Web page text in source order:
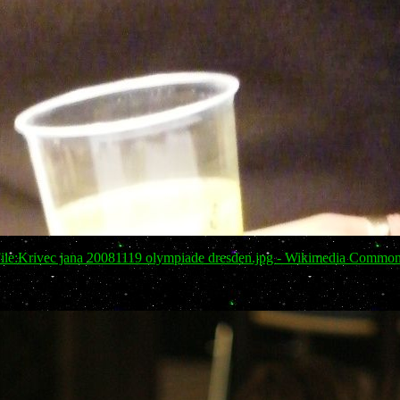
jana 20081119 olympiade dresden.jpg - Wikimedia